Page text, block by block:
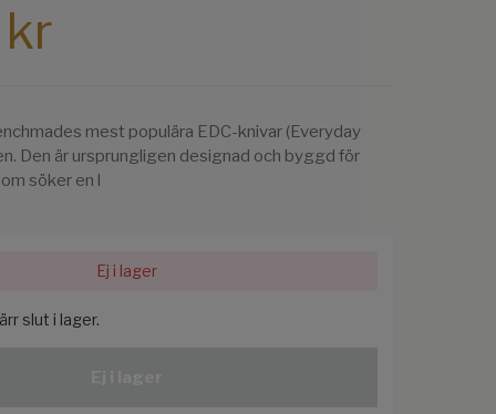
mest populära EDC-knivar (Everyday
Den är ursprungligen designad och byggd för
söker en l
Ej i lager
slut i lager.